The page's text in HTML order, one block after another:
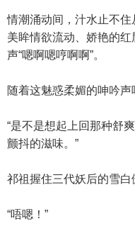
情潮涌动间，汁水止不住
美眸情欲流动、娇艳的
声“嗯啊嗯哼啊啊”。
随着这魅惑柔媚的呻吟声
“是不是想起上回那种舒
颤抖的滋味。”
祁祖握住三代妖后的雪白
“唔嗯！”